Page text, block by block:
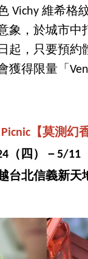
Vichy 維希格
象，於城市中
起，只要預約
獲得限量「
Picnic【莫測幻
（四）－5/11
台北信義新天